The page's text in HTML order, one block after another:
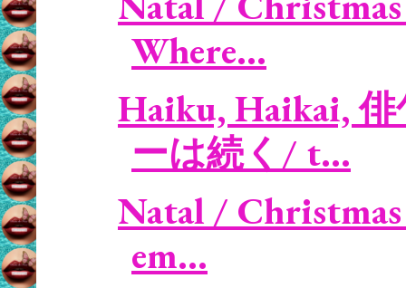
Where...
Haiku, Haikai,
ーは続く/ t...
Natal /
em...